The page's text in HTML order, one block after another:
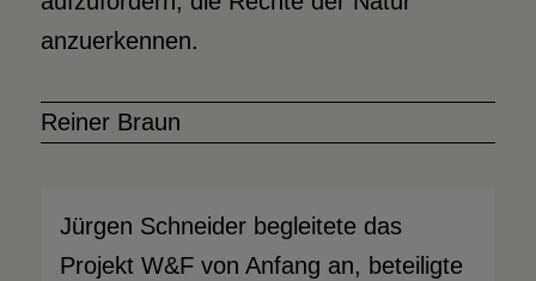
anzuerkennen.
Reiner Braun
Jürgen Schneider begleitete das
Projekt W&F von Anfang an, beteiligte